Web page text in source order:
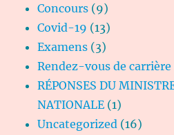
Concours (9)
Covid-19 (13)
Examens (3)
Rendez-vous de carrière
RÉPONSES DU
NATIONALE (1)
Uncategorized (16)